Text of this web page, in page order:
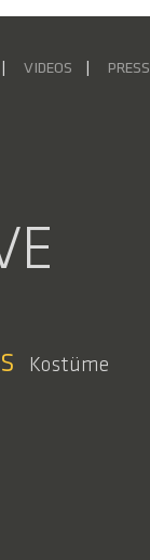
VIDEOS
Kostüme